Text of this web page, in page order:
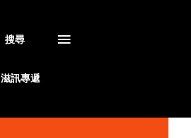
搜尋
滋訊專遞